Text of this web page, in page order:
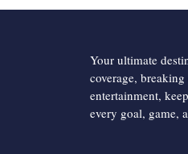
Your ultimate
coverage,
entertainment,
every goal, game,